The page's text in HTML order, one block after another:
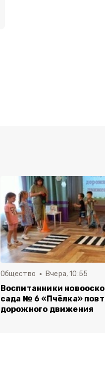
Общество Вчера, 10:55
Воспитанники
сада № 6 «Пчёлка»
дорожного движения